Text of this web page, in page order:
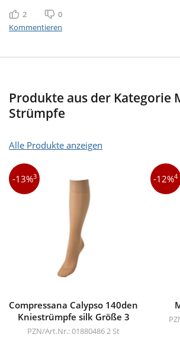
Gefällt mir
2 Gefällt mir nicht
0
Kommentieren
Produkte aus der Kategorie
Strümpfe
Alle Produkte anzeigen
-13%3
Compressana Calypso 140den
Kniestrümpfe silk Größe 3
PZN/Art.Nr.: 018804862 St
-12%4